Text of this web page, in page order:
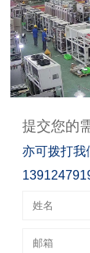
提交您的
亦可拨打我